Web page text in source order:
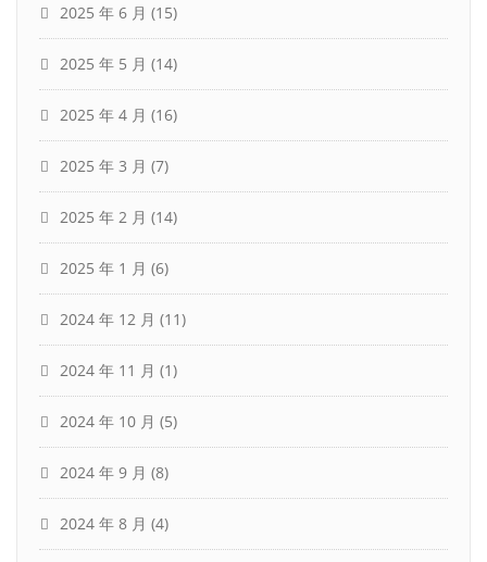
2025 年 6 月 (15)
2025 年 5 月 (14)
2025 年 4 月 (16)
2025 年 3 月 (7)
2025 年 2 月 (14)
2025 年 1 月 (6)
2024 年 12 月 (11)
2024 年 11 月 (1)
2024 年 10 月 (5)
2024 年 9 月 (8)
2024 年 8 月 (4)